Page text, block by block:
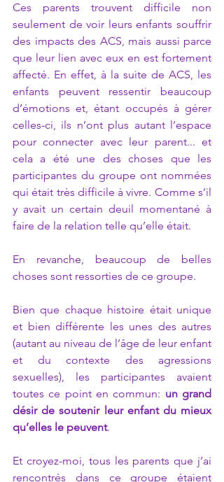
Ces parents trouvent difficile non
seulement de voir leurs enfants souffrir
des impacts des ACS, mais aussi parce
que leur lien avec eux en est fortement
affecté. En effet, à la suite de ACS, les
enfants peuvent ressentir beaucoup
d’émotions et, étant occupés à gérer
celles-ci, ils n’ont plus autant l’espace
pour connecter avec leur parent... et
cela a été une des choses que les
participantes du groupe ont nommées
qui était très difficile à vivre. Comme s’il
y avait un certain deuil momentané à
faire de la relation telle qu’elle était.
En revanche, beaucoup de belles
choses sont ressorties de ce groupe.
Bien que chaque histoire était unique
et bien différente les unes des autres
(autant au niveau de l’âge de leur enfant
et du contexte des agressions
sexuelles), les participantes avaient
toutes ce point en commun: un grand
désir de soutenir leur enfant du mieux
qu’elles le peuvent.
Et croyez-moi, tous les parents que j’ai
rencontrés dans ce groupe étaient